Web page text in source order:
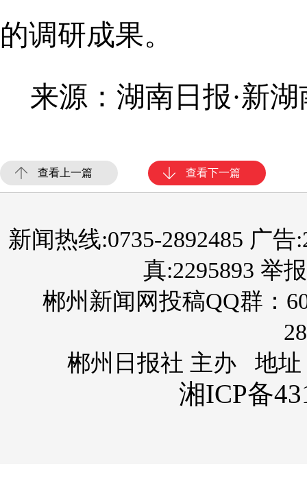
的调研成果。
来源：湖南日报·新
查看上一篇 查看下一篇
新闻热线:0735-2892485 广告
真:2295893 举
郴州新闻网投稿QQ群：
郴州日报社 主办 地址
湘ICP备